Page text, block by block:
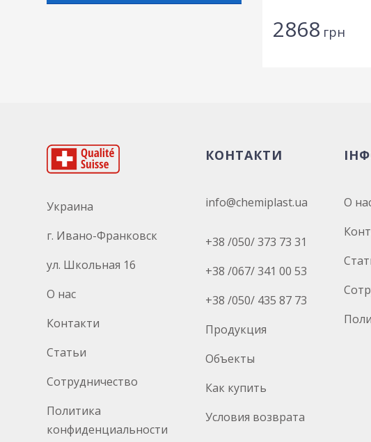
2868 грн
Украина
г. Ивано-Франковск
ул. Школьная 16
О нас
Контакти
Статьи
Сотрудничество
Политика
конфиденциальности
КОНТАКТИ
info@chemiplast.ua
+38 /050/ 373 73 31
+38 /067/ 341 00 53
+38 /050/ 435 87 73
Продукция
Объекты
Как купить
Условия возврата
О